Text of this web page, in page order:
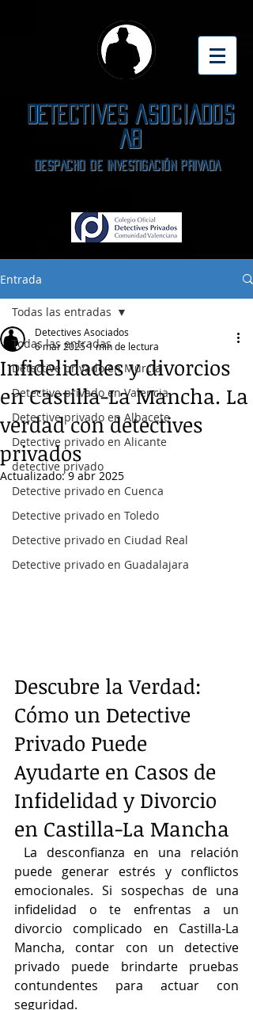
DETECTIVES ASOCIADOS
AB
DeSPACHO DE INVESTIGACIÓN PRIVADA
Entrada
Todas las entradas
Detective privado en Murcia
Detective privado en Valencia
Detective privado en Albacete
Detective privado en Alicante
detective privado
Detective privado en Cuenca
Detective privado en Toledo
Detective privado en Ciudad Real
Detective privado en Guadalajara
Todas las entradas
Infidelidades y divorcios
en Castilla-La Mancha. La
verdad con detectives
privados
Detectives Asociados
6 mar 20251 min de lectura
Actualizado:9 abr 2025
Descubre la Verdad:
Cómo un Detective
Privado Puede
Ayudarte en Casos de
Infidelidad y Divorcio
en Castilla-La Mancha
La desconfianza en una relación
puede generar estrés y conflictos
emocionales. Si sospechas de una
infidelidad o te enfrentas a un
divorcio complicado en Castilla-La
Mancha, contar con un detective
privado puede brindarte pruebas
contundentes para actuar con
seguridad.